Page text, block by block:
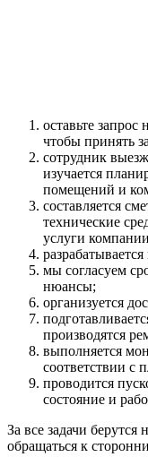
оставьте
чтобы принять
сотрудник
изучается
помещений и
составляется
технические
услуги
мы согласуем
нюансы;
организуется
производятся
выполняется
соответствии с
проводится
состояние и
За все задачи
обращаться к